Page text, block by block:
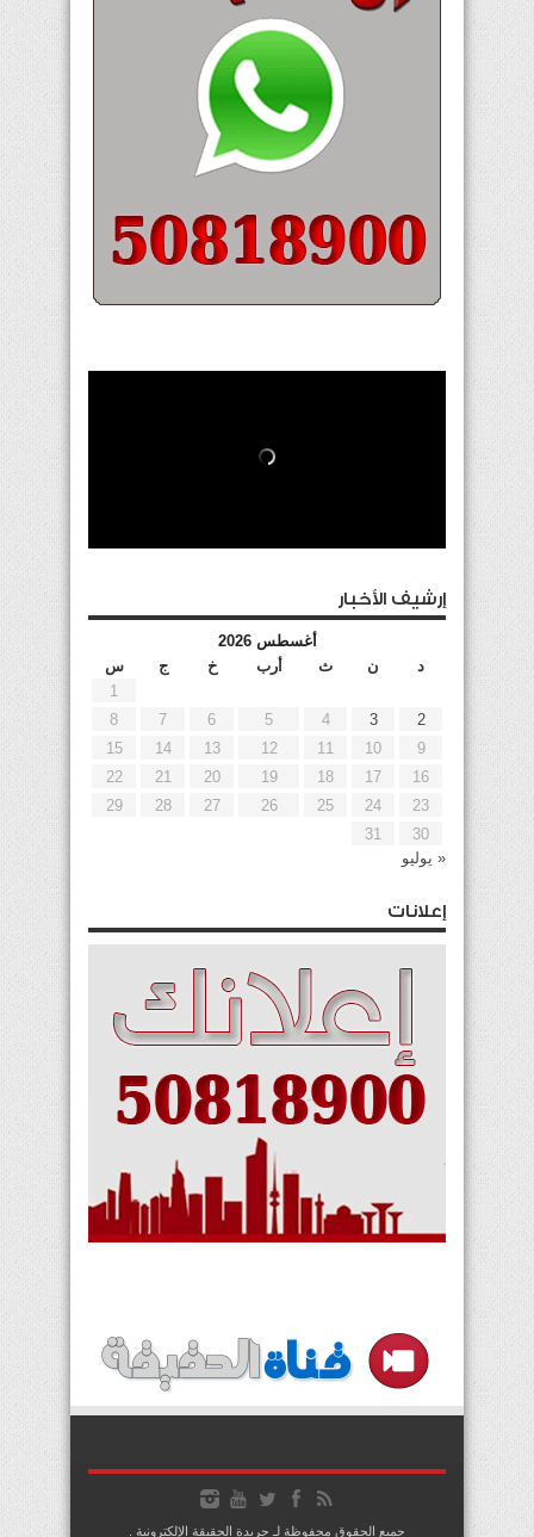
إرشيف الأخبار
أغسطس 2026
د
ن ث أرب خ ج
س
1
2
3
4
5
6
7
8
9
10
11
12
13
14
15
16
17
18
19
20
21
22
23
24
25
26
27
28
29
30
31
« يوليو
إعلانات
جميع الحقوق محفوظة لـ جريدة الحقيقة الإلكترونية .